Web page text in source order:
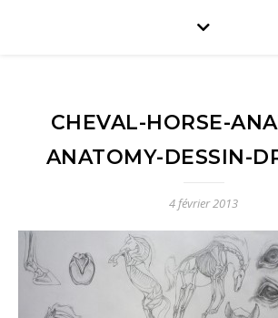
CHEVAL-HORSE-
ANATOMY-DESSIN-
4 février 2013